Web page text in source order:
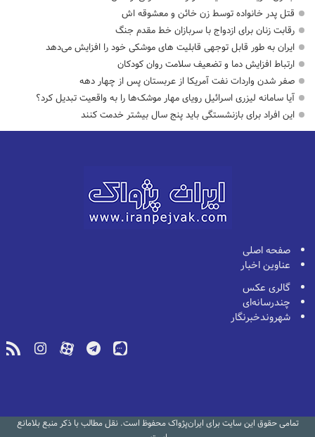
قتل پدر خانواده توسط زن خائن و معشوقه اش
رقابت زنان برای ازدواج با سربازان خط مقدم جنگ
ایران به طور قابل توجهی قابلیت های موشکی خود را افزایش می‌دهد
ارتباط افزایش دما و تضعیف سلامت روان کودکان
صفر شدن واردات نفت آمریکا از عربستان پس از چهار دهه
آیا سامانه لیزری اسرائیل رویای مهار موشک‌ها را به واقعیت تبدیل کرد؟
این افراد برای بازنشستگی باید پنج سال بیشتر خدمت کنند
صفحه اصلی
عناوین اخبار
گالری عکس
چندرسانه‌ای
شهروندخبرنگار
تمامی حقوق این سایت برای ایران‌پژواک محفوظ است. نقل مطالب با ذکر منبع بلامانع